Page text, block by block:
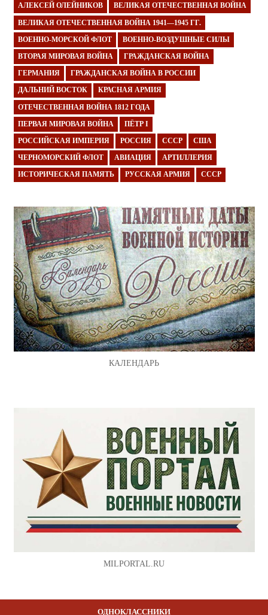
АЛЕКСЕЙ ОЛЕЙНИКОВ ВЕЛИКАЯ ОТЕЧЕСТВЕННАЯ ВОЙНА
ВЕЛИКАЯ ОТЕЧЕСТВЕННАЯ ВОЙНА 1941—1945 ГГ.
ВОЕННО-МОРСКОЙ ФЛОТ ВОЕННО-ВОЗДУШНЫЕ СИЛЫ
ВТОРАЯ МИРОВАЯ ВОЙНА ГРАЖДАНСКАЯ ВОЙНА
ГЕРМАНИЯ ГРАЖДАНСКАЯ ВОЙНА В РОССИИ
ДАЛЬНИЙ ВОСТОК КРАСНАЯ АРМИЯ
ОТЕЧЕСТВЕННАЯ ВОЙНА 1812 ГОДА
ПЕРВАЯ МИРОВАЯ ВОЙНА ПЁТР I
РОССИЙСКАЯ ИМПЕРИЯ РОССИЯ СССР США
ЧЕРНОМОРСКИЙ ФЛОТ АВИАЦИЯ АРТИЛЛЕРИЯ
ИСТОРИЧЕСКАЯ ПАМЯТЬ РУССКАЯ АРМИЯ СССР
КАЛЕНДАРЬ
MILPORTAL.RU
ОДНОКЛАССНИКИ